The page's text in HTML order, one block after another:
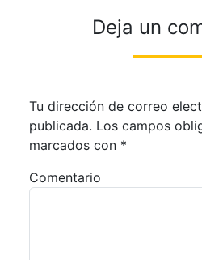
Deja un
Tu dirección de correo
publicada. Los campos
marcados con *
Comentario